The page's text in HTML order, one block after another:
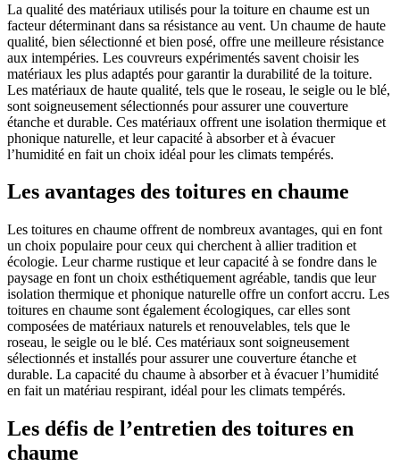
La qualité des matériaux utilisés pour la toiture en chaume est un
facteur déterminant dans sa résistance au vent. Un chaume de haute
qualité, bien sélectionné et bien posé, offre une meilleure résistance
aux intempéries. Les couvreurs expérimentés savent choisir les
matériaux les plus adaptés pour garantir la durabilité de la toiture.
Les matériaux de haute qualité, tels que le roseau, le seigle ou le blé,
sont soigneusement sélectionnés pour assurer une couverture
étanche et durable. Ces matériaux offrent une isolation thermique et
phonique naturelle, et leur capacité à absorber et à évacuer
l’humidité en fait un choix idéal pour les climats tempérés.
Les avantages des toitures en chaume
Les toitures en chaume offrent de nombreux avantages, qui en font
un choix populaire pour ceux qui cherchent à allier tradition et
écologie. Leur charme rustique et leur capacité à se fondre dans le
paysage en font un choix esthétiquement agréable, tandis que leur
isolation thermique et phonique naturelle offre un confort accru. Les
toitures en chaume sont également écologiques, car elles sont
composées de matériaux naturels et renouvelables, tels que le
roseau, le seigle ou le blé. Ces matériaux sont soigneusement
sélectionnés et installés pour assurer une couverture étanche et
durable. La capacité du chaume à absorber et à évacuer l’humidité
en fait un matériau respirant, idéal pour les climats tempérés.
Les défis de l’entretien des toitures en
chaume